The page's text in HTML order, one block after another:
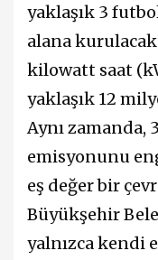
yaklaşık 3
alana kurulacak
kilowatt saat
yaklaşık 12
Aynı zamanda,
emisyonunu
eş değer bir
Büyükşehir
yalnızca kendi